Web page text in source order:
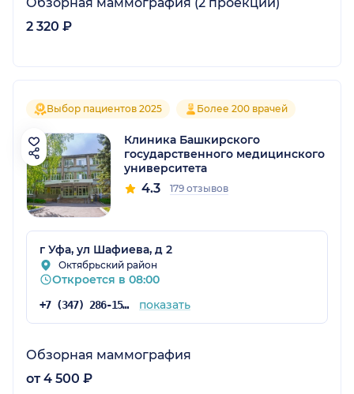
Обзорная маммография (2 проекции)
2 320 ₽
Выбор пациентов 2025 Более 200 врачей
Клиника Башкирского
государственного медицинского
университета
4.3 179 отзывов
г Уфа, ул Шафиева, д 2
Октябрьский район
Откроется в 08:00
+7 (347) 286-15-46 показать
Обзорная маммография
от 4 500 ₽